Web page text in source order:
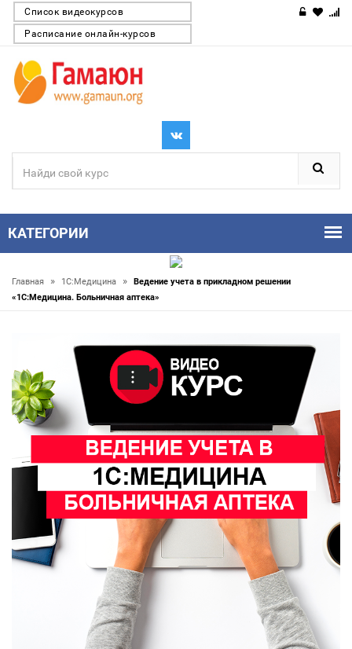
Список видеокурсов
Расписание онлайн-курсов
КАТЕГОРИИ
Главная » 1С:Медицина »
Ведение учета в прикладном решении
«1С:Медицина. Больничная аптека»